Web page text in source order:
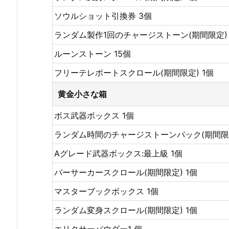
ソウルショット引換券 3個
ランダム製作1回のチャージストーン(期間限定)
ルーンストーン 15個
フリーテレポートスクロール(期間限定) 1個
黄金小さな箱
ボス武器ボックス 1個
ランダム時間のチャージストーンパック(期間
Aグレード武器ボックス:最上級 1個
バーサーカースクロール(期間限定) 1個
マスターブックボックス 1個
ランダム変身スクロール(期間限定) 1個